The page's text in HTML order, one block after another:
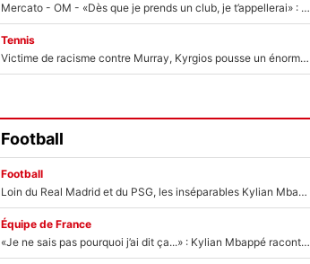
Mercato - OM - «Dès que je prends un club, je t’appellerai» : La promesse de Marcelino au moment de claquer la porte
Tennis
Victime de racisme contre Murray, Kyrgios pousse un énorme coup de gueule !
Football
Football
Loin du Real Madrid et du PSG, les inséparables Kylian Mbappé et Achraf Hakimi changent d'équipe le temps d'une journée !
Équipe de France
«Je ne sais pas pourquoi j’ai dit ça...» : Kylian Mbappé raconte sa première rencontre avec Zinédine Zidane (et c’est très drôle)